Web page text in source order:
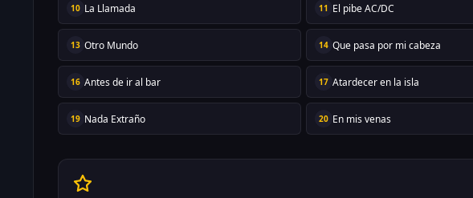
10 La Llamada 11 El pibe AC/DC
13 Otro Mundo 14 Que pasa por mi cabeza
16 Antes de ir al bar 17 Atardecer en la isla
19 Nada Extraño 20 En mis venas